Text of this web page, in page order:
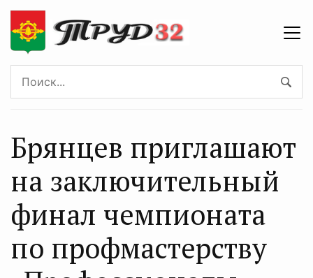
Брянцев приглашают
на заключительный
финал чемпионата
по профмастерству